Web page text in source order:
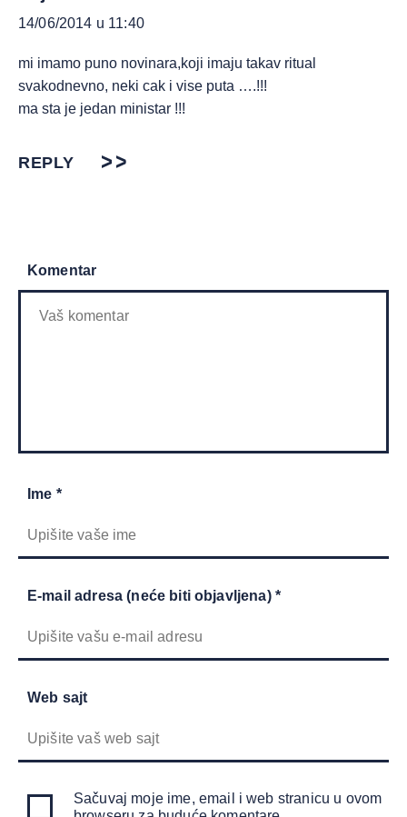
14/06/2014 u 11:40
mi imamo puno novinara,koji imaju takav ritual
svakodnevno, neki cak i vise puta ….!!!
ma sta je jedan ministar !!!
REPLY
Komentar
Ime *
E-mail adresa (neće biti objavljena) *
Web sajt
Sačuvaj moje ime, email i web stranicu u ovom